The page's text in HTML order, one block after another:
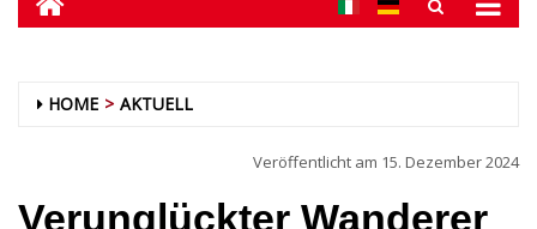
HOME AKTUELL
Veröffentlicht am 15. Dezember 2024
Verunglückter Wanderer